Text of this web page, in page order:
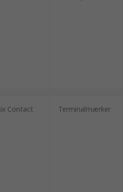
Contact Terminalmærker